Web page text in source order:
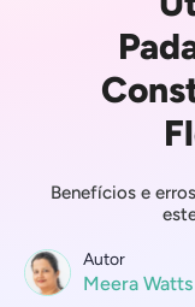
Benefícios e
Autor
Meera Watts